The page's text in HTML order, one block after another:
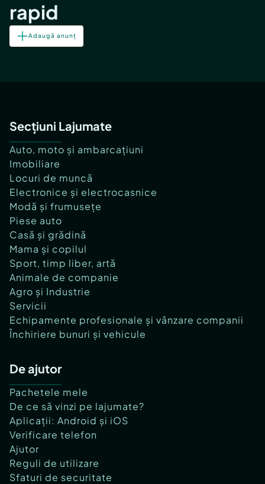
rapid
Adaugă anunț
Secțiuni Lajumate
Auto, moto și ambarcațiuni
Imobiliare
Locuri de muncă
Electronice și electrocasnice
Modă și frumusețe
Piese auto
Casă și grădină
Mama și copilul
Sport, timp liber, artă
Animale de companie
Agro și Industrie
Servicii
Echipamente profesionale și vânzare companii
Închiriere bunuri și vehicule
De ajutor
Pachetele mele
De ce să vinzi pe lajumate?
Aplicații: Android și iOS
Verificare telefon
Ajutor
Reguli de utilizare
Sfaturi de securitate